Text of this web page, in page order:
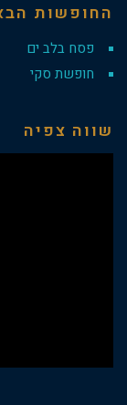
החופשות
פסח בלב ים
חופשת סקי
שווה צפיה